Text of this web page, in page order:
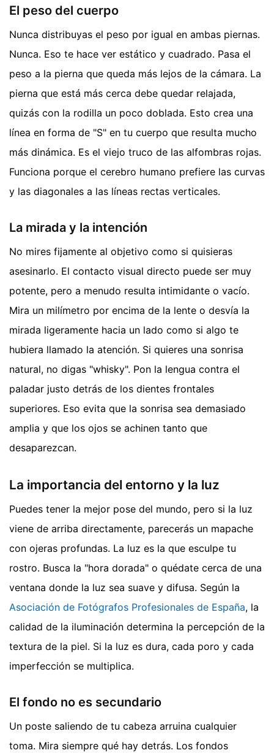
El peso del cuerpo
Nunca distribuyas el peso por igual en ambas piernas.
Nunca. Eso te hace ver estático y cuadrado. Pasa el
peso a la pierna que queda más lejos de la cámara. La
pierna que está más cerca debe quedar relajada,
quizás con la rodilla un poco doblada. Esto crea una
línea en forma de "S" en tu cuerpo que resulta mucho
más dinámica. Es el viejo truco de las alfombras rojas.
Funciona porque el cerebro humano prefiere las curvas
y las diagonales a las líneas rectas verticales.
La mirada y la intención
No mires fijamente al objetivo como si quisieras
asesinarlo. El contacto visual directo puede ser muy
potente, pero a menudo resulta intimidante o vacío.
Mira un milímetro por encima de la lente o desvía la
mirada ligeramente hacia un lado como si algo te
hubiera llamado la atención. Si quieres una sonrisa
natural, no digas "whisky". Pon la lengua contra el
paladar justo detrás de los dientes frontales
superiores. Eso evita que la sonrisa sea demasiado
amplia y que los ojos se achinen tanto que
desaparezcan.
La importancia del entorno y la luz
Puedes tener la mejor pose del mundo, pero si la luz
viene de arriba directamente, parecerás un mapache
con ojeras profundas. La luz es la que esculpe tu
rostro. Busca la "hora dorada" o quédate cerca de una
ventana donde la luz sea suave y difusa. Según la
Asociación de Fotógrafos Profesionales de España, la
calidad de la iluminación determina la percepción de la
textura de la piel. Si la luz es dura, cada poro y cada
imperfección se multiplica.
El fondo no es secundario
Un poste saliendo de tu cabeza arruina cualquier
toma. Mira siempre qué hay detrás. Los fondos